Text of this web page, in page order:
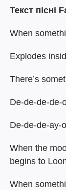
Текст пісні
When
Explodes
There’s
De-de-de-de-
De-de-de-ay-
When the
begins to
When